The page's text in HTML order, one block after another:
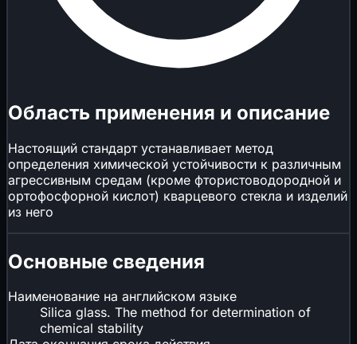
Область применения и описание
Настоящий стандарт устанавливает метод
определения химической устойчивости к различным
агрессивным средам (кроме фтористоводородной и
ортофосфорной кислот) кварцевого стекла и изделий
из него
Основные сведения
Наименование на английском языке
Silica glass. The method for determination of
chemical stability